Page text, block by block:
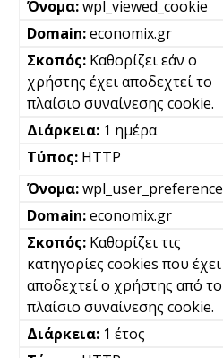
wpl_viewed_cookie
economix.gr
Καθορίζει εάν ο
χρήστης έχει αποδεχτεί το
πλαίσιο συναίνεσης cookie.
1 ημέρα
HTTP
wpl_user_preference
economix.gr
Καθορίζει τις
κατηγορίες cookies που έχει
αποδεχτεί ο χρήστης από το
πλαίσιο συναίνεσης cookie.
1 έτος